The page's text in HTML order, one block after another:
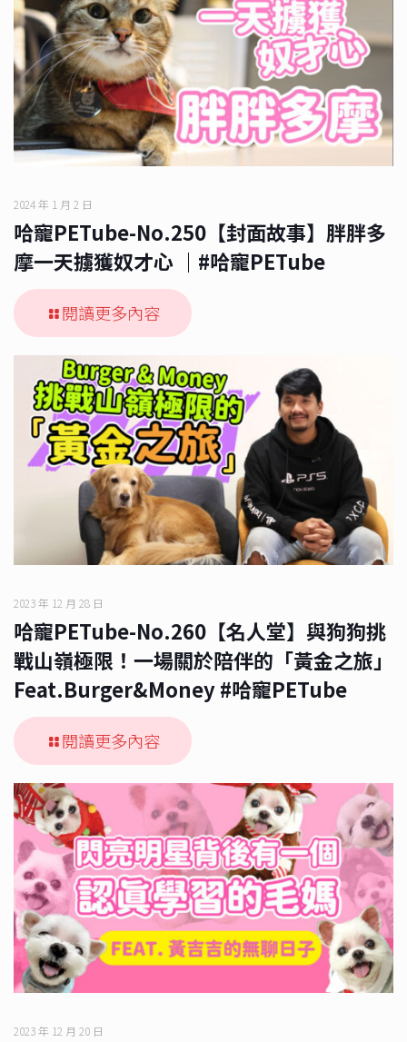
2024 年 1 月 2 日
哈寵PETube-No.250【封面故事】胖胖多
摩一天擄獲奴才心 ｜#哈寵PETube
閱讀更多內容
2023 年 12 月 28 日
哈寵PETube-No.260【名人堂】與狗狗挑
戰山嶺極限！一場關於陪伴的「黃金之旅」
Feat.Burger&Money #哈寵PETube
閱讀更多內容
2023 年 12 月 20 日